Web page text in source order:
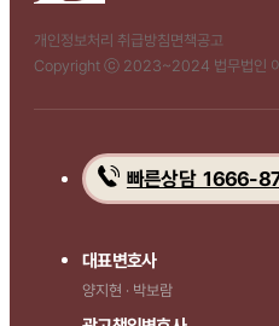
개인정보처리 취급방침면책공고
Copyright ⓒ 2023~2024 법무법인
빠른상담 1666-
대표변호사
양지현 · 박보람